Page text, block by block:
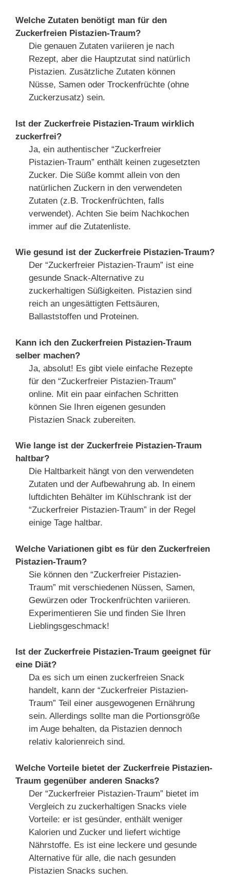
Welche Zutaten benötigt man für den
Zuckerfreien Pistazien-Traum?
Die genauen Zutaten variieren je nach
Rezept, aber die Hauptzutat sind natürlich
Pistazien. Zusätzliche Zutaten können
Nüsse, Samen oder Trockenfrüchte (ohne
Zuckerzusatz) sein.
Ist der Zuckerfreie Pistazien-Traum wirklich
zuckerfrei?
Ja, ein authentischer “Zuckerfreier
Pistazien-Traum” enthält keinen zugesetzten
Zucker. Die Süße kommt allein von den
natürlichen Zuckern in den verwendeten
Zutaten (z.B. Trockenfrüchten, falls
verwendet). Achten Sie beim Nachkochen
immer auf die Zutatenliste.
Wie gesund ist der Zuckerfreie Pistazien-Traum?
Der “Zuckerfreier Pistazien-Traum” ist eine
gesunde Snack-Alternative zu
zuckerhaltigen Süßigkeiten. Pistazien sind
reich an ungesättigten Fettsäuren,
Ballaststoffen und Proteinen.
Kann ich den Zuckerfreien Pistazien-Traum
selber machen?
Ja, absolut! Es gibt viele einfache Rezepte
für den “Zuckerfreier Pistazien-Traum”
online. Mit ein paar einfachen Schritten
können Sie Ihren eigenen gesunden
Pistazien Snack zubereiten.
Wie lange ist der Zuckerfreie Pistazien-Traum
haltbar?
Die Haltbarkeit hängt von den verwendeten
Zutaten und der Aufbewahrung ab. In einem
luftdichten Behälter im Kühlschrank ist der
“Zuckerfreier Pistazien-Traum” in der Regel
einige Tage haltbar.
Welche Variationen gibt es für den Zuckerfreien
Pistazien-Traum?
Sie können den “Zuckerfreier Pistazien-
Traum” mit verschiedenen Nüssen, Samen,
Gewürzen oder Trockenfrüchten variieren.
Experimentieren Sie und finden Sie Ihren
Lieblingsgeschmack!
Ist der Zuckerfreie Pistazien-Traum geeignet für
eine Diät?
Da es sich um einen zuckerfreien Snack
handelt, kann der “Zuckerfreier Pistazien-
Traum” Teil einer ausgewogenen Ernährung
sein. Allerdings sollte man die Portionsgröße
im Auge behalten, da Pistazien dennoch
relativ kalorienreich sind.
Welche Vorteile bietet der Zuckerfreie Pistazien-
Traum gegenüber anderen Snacks?
Der “Zuckerfreier Pistazien-Traum” bietet im
Vergleich zu zuckerhaltigen Snacks viele
Vorteile: er ist gesünder, enthält weniger
Kalorien und Zucker und liefert wichtige
Nährstoffe. Es ist eine leckere und gesunde
Alternative für alle, die nach gesunden
Pistazien Snacks suchen.